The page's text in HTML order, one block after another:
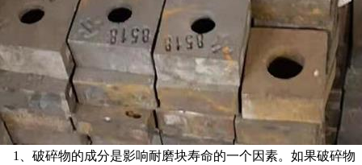
1、破碎物的成分是影响耐磨块寿命的一个因素。如果破碎物